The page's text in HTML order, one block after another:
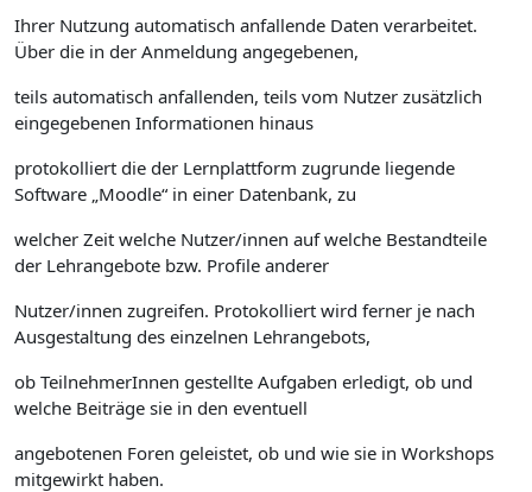
Ihrer Nutzung automatisch anfallende Daten verarbeitet.
Über die in der Anmeldung angegebenen,
teils automatisch anfallenden, teils vom Nutzer zusätzlich
eingegebenen Informationen hinaus
protokolliert die der Lernplattform zugrunde liegende
Software „Moodle“ in einer Datenbank, zu
welcher Zeit welche Nutzer/innen auf welche Bestandteile
der Lehrangebote bzw. Profile anderer
Nutzer/innen zugreifen. Protokolliert wird ferner je nach
Ausgestaltung des einzelnen Lehrangebots,
ob TeilnehmerInnen gestellte Aufgaben erledigt, ob und
welche Beiträge sie in den eventuell
angebotenen Foren geleistet, ob und wie sie in Workshops
mitgewirkt haben.